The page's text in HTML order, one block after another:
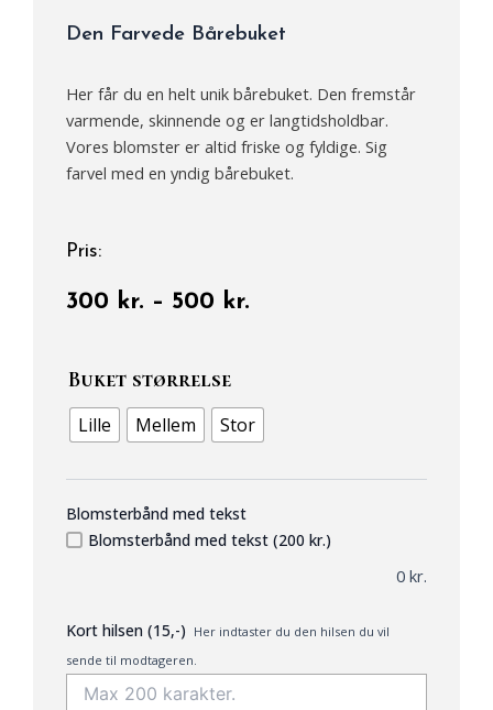
Den Farvede Bårebuket
Her får du en helt unik bårebuket. Den fremstår
varmende, skinnende og er langtidsholdbar.
Vores blomster er altid friske og fyldige. Sig
farvel med en yndig bårebuket.
Pris:
300 kr. – 500 kr.
Buket størrelse
Lille Mellem Stor
Blomsterbånd med tekst
Blomsterbånd med tekst (200 kr.)
0 kr.
Kort hilsen (15,-) Her indtaster du den hilsen du vil
sende til modtageren.
Farvede
antal